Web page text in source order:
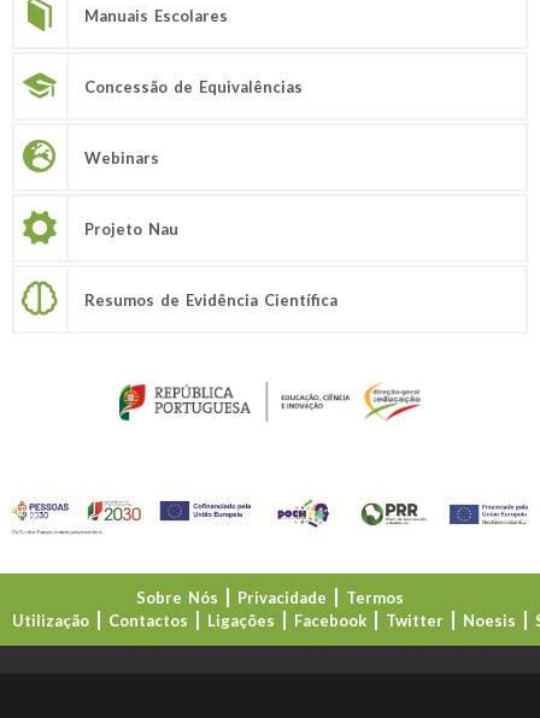
Manuais Escolares
Concessão de Equivalências
Webinars
Projeto Nau
Resumos de Evidência Científica
Sobre Nós Privacidade
Termos
Utilização
Contactos Ligações Facebook Twitter Noesis